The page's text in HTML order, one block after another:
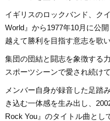
イギリスのロックバンド、ク
World』から1977年10月に公
越えて勝利を目指す意志を歌
集団の団結と闘志を象徴する
スポーツシーンで愛され続けて
メンバー自身が録音した足踏
き込む一体感を生み出し、
Rock You』のタイトル曲とし